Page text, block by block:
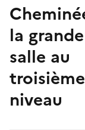
Cheminée de
la grande
salle au
troisième
niveau